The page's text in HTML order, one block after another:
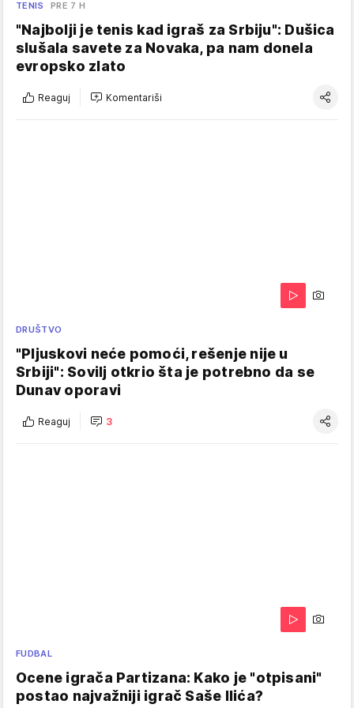
TENIS PRE 7 H
"Najbolji je tenis kad igraš za Srbiju": Dušica
slušala savete za Novaka, pa nam donela
evropsko zlato
Reaguj Komentariši
DRUŠTVO
"Pljuskovi neće pomoći, rešenje nije u
Srbiji": Sovilj otkrio šta je potrebno da se
Dunav oporavi
Reaguj 3
FUDBAL
Ocene igrača Partizana: Kako je "otpisani"
postao najvažniji igrač Saše Ilića?